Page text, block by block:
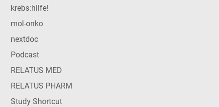
krebs:hilfe!
mol-onko
nextdoc
Podcast
RELATUS MED
RELATUS PHARM
Study Shortcut